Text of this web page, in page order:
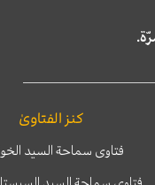
كنز الفتاوىٰ
فتاوى سماحة السيد